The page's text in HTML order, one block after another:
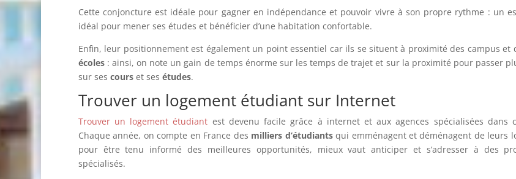
Cette conjoncture est idéale pour gagner en indépendance et pouvoir vivre à son propre rythme : un
idéal pour mener ses études et bénéficier d’une habitation confortable.
Enfin, leur positionnement est également un point essentiel car ils se situent à proximité des campus et
écoles: ainsi, on note un gain de temps énorme sur les temps de trajet et sur la proximité pour passer
sur ses courset ses études.
Trouver un logement étudiant sur Internet
Trouver un logement étudiant est devenu facile grâce à internet et aux agences spécialisées dans
Chaque année, on compte en France des milliers d’étudiantsqui emménagent et déménagent de leurs
pour être tenu informé des meilleures opportunités, mieux vaut anticiper et s’adresser à des
spécialisés.